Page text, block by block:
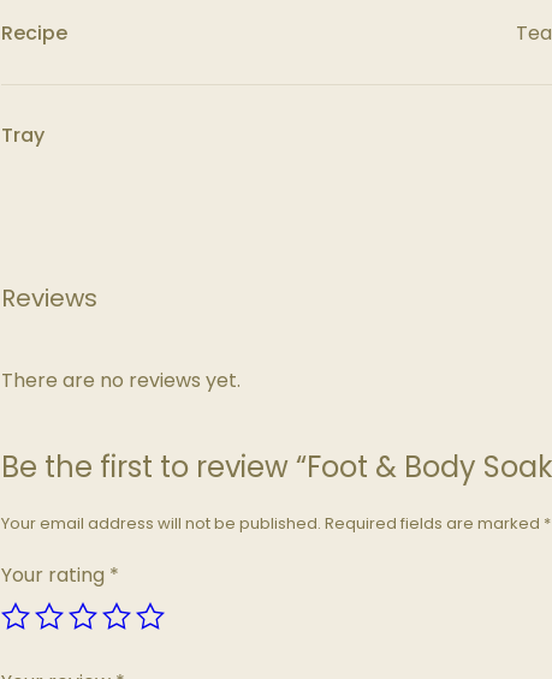
Recipe
Tray
Reviews
There are no reviews yet.
Be the first to review “Foot & Body Soak
Your email address will not be published. Required fields are marked *
Your rating *